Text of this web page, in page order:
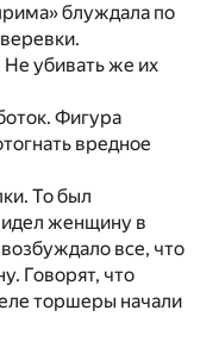
блуждала по
убивать же их
Фигура
вредное
То был
женщину в
все, что
Говорят, что
торшеры начали